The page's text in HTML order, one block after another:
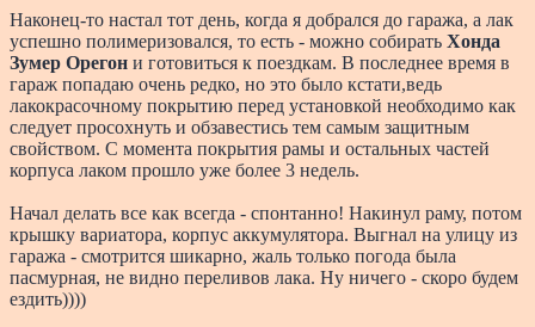
Наконец-то настал тот день, когда я добрался до гаража, а лак
успешно полимеризовался, то есть - можно собирать Хонда
Зумер Орегон и готовиться к поездкам. В последнее время в
гараж попадаю очень редко, но это было кстати,ведь
лакокрасочному покрытию перед установкой необходимо как
следует просохнуть и обзавестись тем самым защитным
свойством. С момента покрытия рамы и остальных частей
корпуса лаком прошло уже более 3 недель.
Начал делать все как всегда - спонтанно! Накинул раму, потом
крышку вариатора, корпус аккумулятора. Выгнал на улицу из
гаража - смотрится шикарно, жаль только погода была
пасмурная, не видно переливов лака. Ну ничего - скоро будем
ездить))))